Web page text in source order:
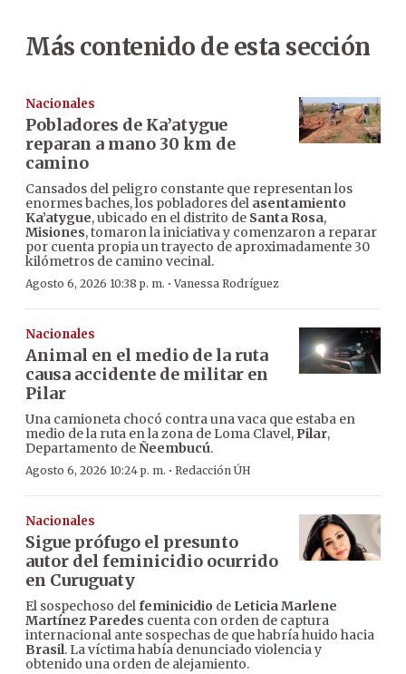
Más contenido de esta sección
Nacionales
Pobladores de Ka’atygue
reparan a mano 30 km de
camino
Cansados del peligro constante que representan los
enormes baches, los pobladores del asentamiento
Ka’atygue, ubicado en el distrito de Santa Rosa,
Misiones, tomaron la iniciativa y comenzaron a reparar
por cuenta propia un trayecto de aproximadamente 30
kilómetros de camino vecinal.
Agosto 6, 2026 10:38 p. m. ·Vanessa Rodríguez
Nacionales
Animal en el medio de la ruta
causa accidente de militar en
Pilar
Una camioneta chocó contra una vaca que estaba en
medio de la ruta en la zona de Loma Clavel, Pilar,
Departamento deÑeembucú.
Agosto 6, 2026 10:24 p. m. · Redacción ÚH
Nacionales
Sigue prófugo el presunto
autor del feminicidio ocurrido
en Curuguaty
El sospechoso delfeminicidio de Leticia Marlene
Martínez Paredes cuenta con orden de captura
internacional ante sospechas de que habría huido hacia
Brasil. La víctima había denunciado violencia y
obtenido una orden de alejamiento.